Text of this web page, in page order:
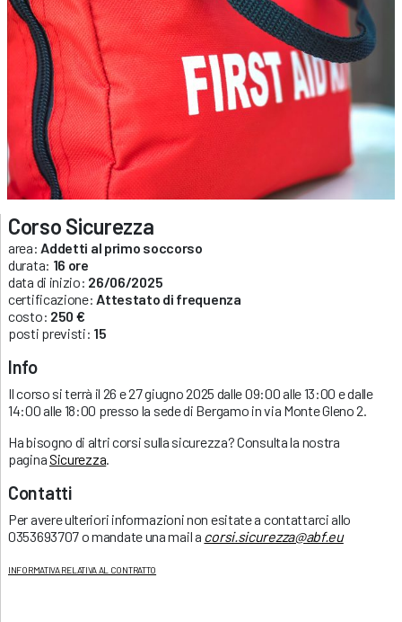
Corso Sicurezza
area: Addetti al primo soccorso
durata: 16 ore
data di inizio: 26/06/2025
certificazione: Attestato di frequenza
costo: 250 €
posti previsti: 15
Info
Il corso si terrà il 26 e 27 giugno 2025 dalle 09:00 alle 13:00 e dalle
14:00 alle 18:00 presso la sede di Bergamo in via Monte Gleno 2.
Ha bisogno di altri corsi sulla sicurezza? Consulta la nostra
paginaSicurezza
Contatti
Per avere ulteriori informazioni non esitate a contattarci allo
0353693707 o mandate una mail a corsi.sicurezza@abf.eu
INFORMATIVA RELATIVA AL CONTRATTO